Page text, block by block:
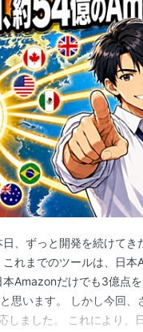
日、ずっと開発を続けて
これまでのツールは、日
本Amazonだけでも3億点
思います。 しかし今回
しました。 これにより、